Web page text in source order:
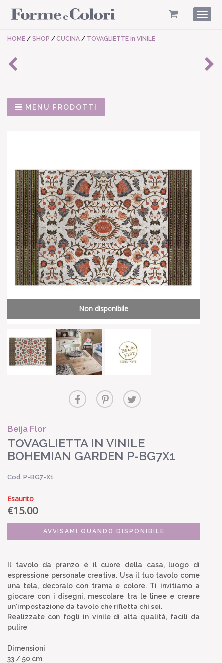
HOME / SHOP / CUCINA / TOVAGLIETTE in VINILE
MENU PRODOTTI
Non disponibile
Beija Flor
TOVAGLIETTA IN VINILE
BOHEMIAN GARDEN P-BG7X1
Cod. P-BG7-X1
Esaurito
€15.00
AVVISAMI QUANDO DISPONIBILE
Il tavolo da pranzo è il cuore della casa, luogo di
espressione personale creativa. Usa il tuo tavolo come
una tela, decoralo con trama e colore. Ti invitiamo a
giocare con i disegni, mescolare tra le linee e creare
un'impostazione da tavolo che rifletta chi sei.
Realizzate con fogli in vinile di alta qualità, facili da
pulire
Dimensioni
33 / 50 cm